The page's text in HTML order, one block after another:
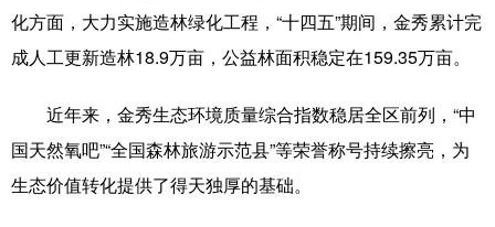
化方面，大力实施造林绿化工程，“十四五”期间，金秀累计完
成人工更新造林18.9万亩，公益林面积稳定在159.35万亩。
近年来，金秀生态环境质量综合指数稳居全区前列，“中
国天然氧吧”“全国森林旅游示范县”等荣誉称号持续擦亮，为
生态价值转化提供了得天独厚的基础。